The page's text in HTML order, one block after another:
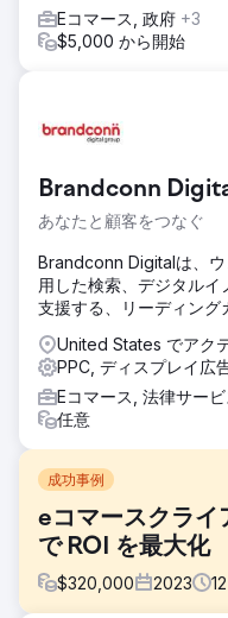
Eコマース, 政府 +3
$5,000 から開始
Brandconn
あなたと顧客をつなぐ
Brandconn Digitalは、ウ
用した検索、デジタル
支援する、リーディング
United States でアク
PPC, ディスプレイ広
Eコマース, 法律サービ
任意
成功事例
eコマースクラ
で ROI を最大化
$320,000 2023 12